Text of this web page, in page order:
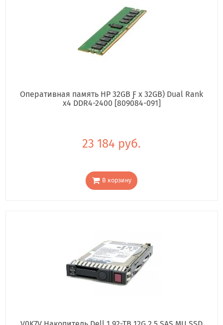
Оперативная память HP 32GB Ƒ x 32GB) Dual Rank
x4 DDR4-2400 [809084-091]
23 184 руб.
В корзину